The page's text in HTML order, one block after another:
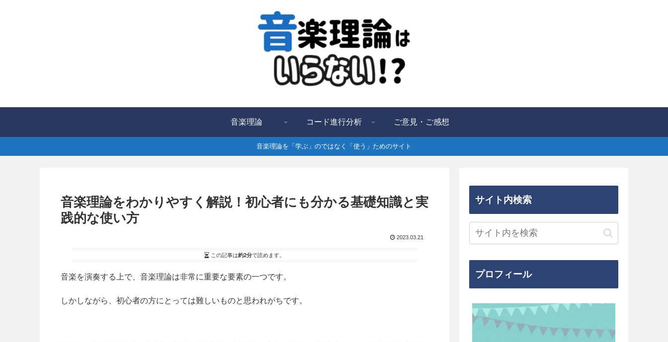
音楽理論 コード進行分析 ご意見・ご感想
音楽理論を「学ぶ」のではなく「使う」ためのサイト
音楽理論をわかりやすく解説！初心者にも分かる基礎知識と実
践的な使い方
2023.03.21
この記事は約2分で読めます。
音楽を演奏する上で、音楽理論は非常に重要な要素の一つです。
しかしながら、初心者の方にとっては難しいものと思われがちです。
サイト内検索
プロフィール